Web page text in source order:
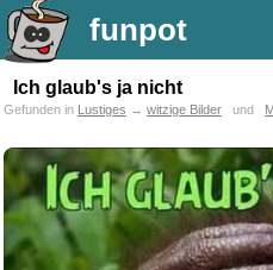
funpot
Ich glaub's ja nicht
Gefunden in Lustiges → witzige Bilder und